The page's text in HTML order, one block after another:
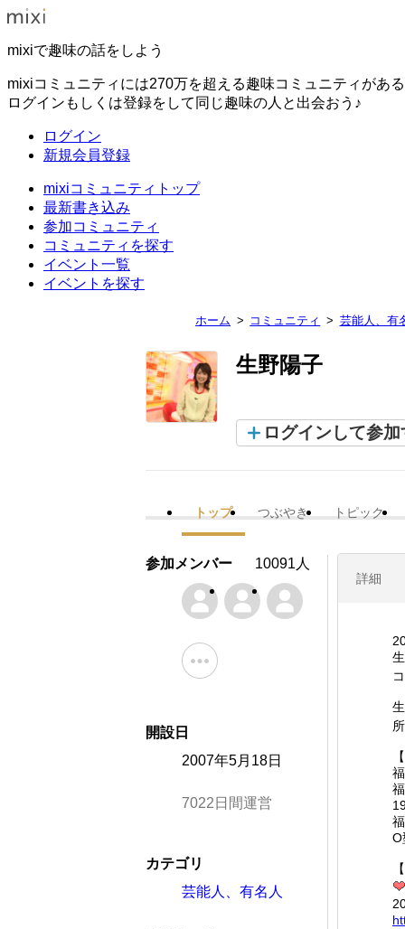
mixiで趣味の話をしよう
mixiコミュニティには270万を超える趣味コミュニティがあ
ログインもしくは登録をして同じ趣味の人と出会おう♪
ログイン
新規会員登録
mixiコミュニティトップ
最新書き込み
参加コミュニティ
コミュニティを探す
イベント一覧
イベントを探す
ホーム コミュニティ 芸能人、有
生野陽子
ログインして参加
トップ つぶやき トピック
詳細
O
参加メンバー 10091人
開設日
2007年5月18日
7022日間運営
カテゴリ
芸能人、有名人